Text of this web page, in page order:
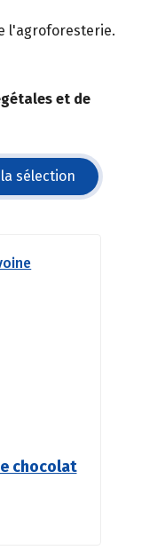
l'agroforesterie.
et de
sélection
chocolat